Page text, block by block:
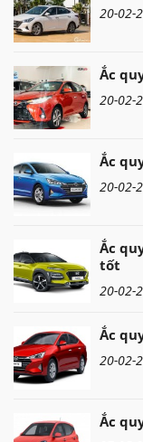
20-02-
Ắc
20-02-
Ắc
20-02-
Ắc
tốt
20-02-
Ắc
20-02-
Ắc